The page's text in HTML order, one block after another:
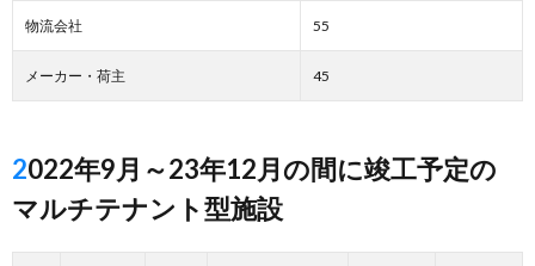
物流会社 55
メーカー・荷主 45
2022年9月～23年12月の間に竣工予定の
マルチテナント型施設